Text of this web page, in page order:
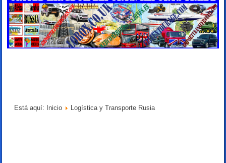
Está aquí: Inicio Logística y Transporte Rusia